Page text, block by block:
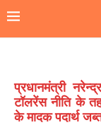
प्रधानमंत्री
टॉलरेंस नीति के
के मादक पदार्थ